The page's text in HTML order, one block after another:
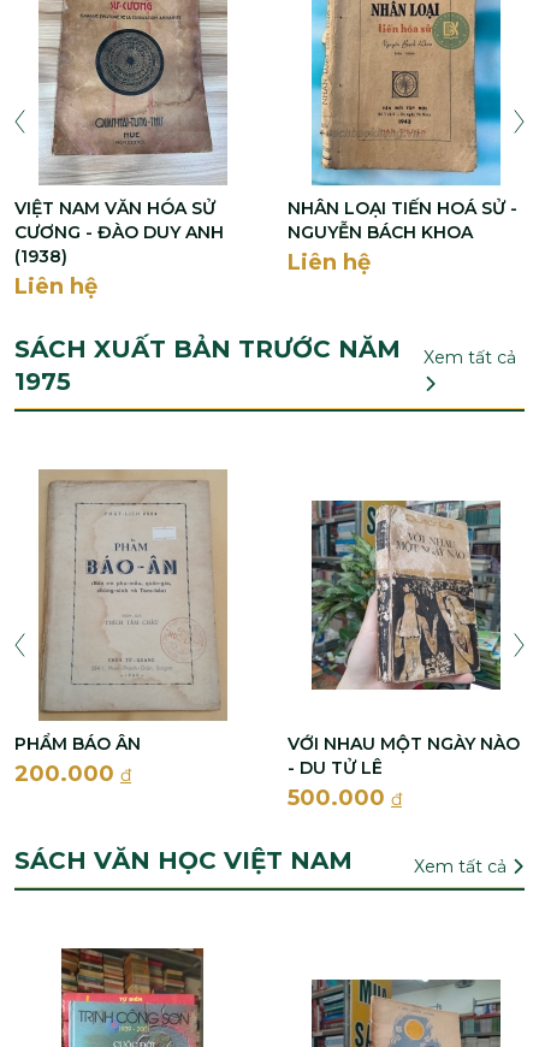
VIỆT NAM VĂN HÓA SỬ
CƯƠNG - ĐÀO DUY ANH
(1938)
Liên hệ
NHÂN LOẠI TIẾN HOÁ SỬ -
NGUYỄN BÁCH KHOA
Liên hệ
SÁCH XUẤT BẢN TRƯỚC NĂM
1975
Xem tất cả
PHẨM BÁO ÂN
200.000 đ
VỚI NHAU MỘT NGÀY NÀO
- DU TỬ LÊ
500.000 đ
SÁCH VĂN HỌC VIỆT NAM Xem tất cả